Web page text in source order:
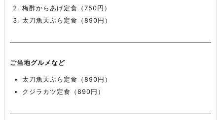
梅酢からあげ定食（750円）
太刀魚天ぷら定食（890円）
ご当地グルメなど
太刀魚天ぷら定食（890円）
クジラカツ定食（890円）